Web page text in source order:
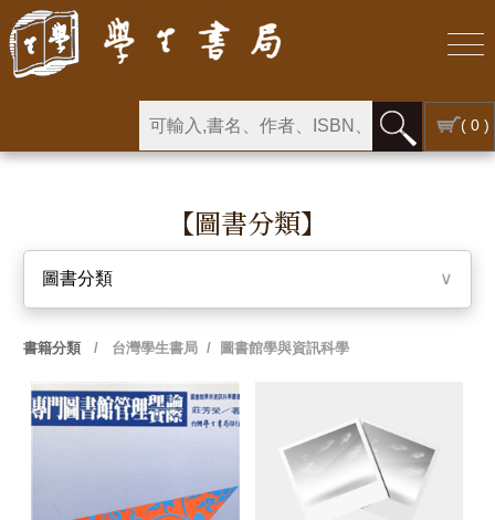
( 0 )
【圖書分類】
圖書分類 ∨
書籍分類 / 台灣學生書局 / 圖書館學與資訊科學